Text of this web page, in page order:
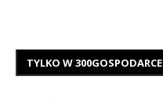
TYLKO W 300GOSPODARCE